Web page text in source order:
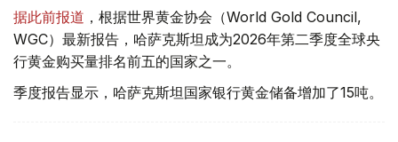
据此前报道 ，根据世界黄金协会（World Gold Council,
WGC）最新报告，哈萨克斯坦成为2026年第二季度全球央
行黄金购买量排名前五的国家之一。
季度报告显示，哈萨克斯坦国家银行黄金储备增加了15吨。